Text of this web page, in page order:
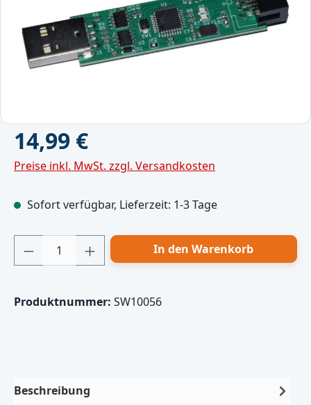
Regulärer Preis:
14,99 €
Preise inkl. MwSt. zzgl. Versandkosten
Sofort verfügbar, Lieferzeit: 1-3 Tage
Produkt Anzahl: Gib den gewünschten
In den Warenkorb
Produktnummer: SW10056
Beschreibung